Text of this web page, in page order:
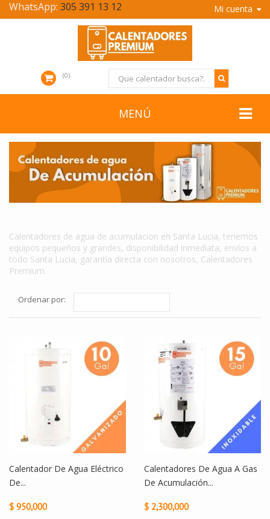
Mi cuenta
WhatsApp: 305 391 13 12
0
MENÚ
Calentadores de agua de acumulacion en Santa Lucia, tenemos
equipos pequeños y grandes, disponibilidad inmediata, envíos a
todo Santa Lucia, garantía directa con nosotros, Calentadores
Premium.
Ordenar por:
Calentador De Agua Eléctrico
De...
$ 950,000
Calentadores De Agua A Gas
De Acumulación...
$ 2,300,000